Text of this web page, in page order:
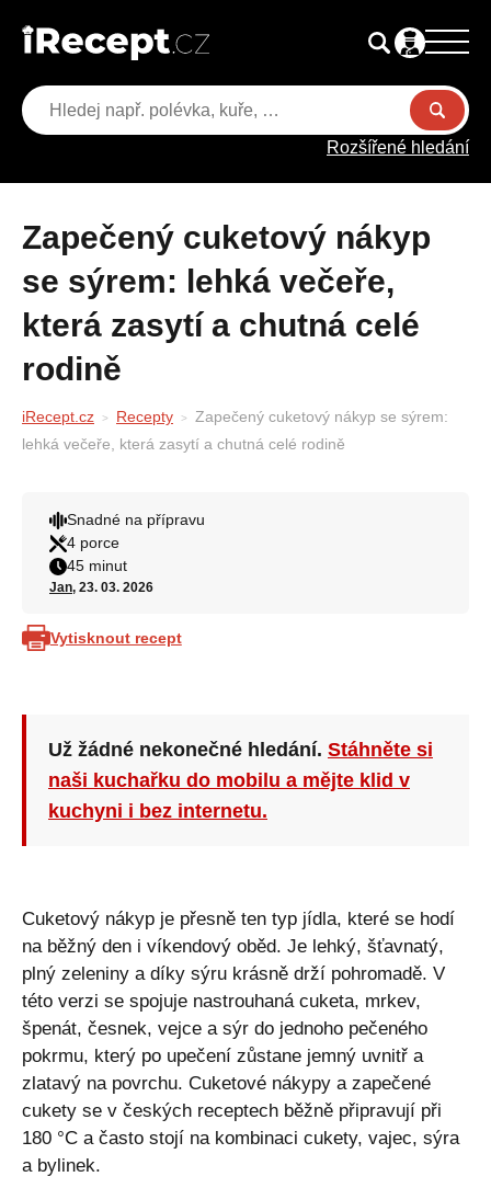
Rozšířené hledání
Zapečený cuketový nákyp
se sýrem: lehká večeře,
která zasytí a chutná celé
rodině
iRecept.cz Recepty
Zapečený cuketový nákyp se sýrem:
lehká večeře, která zasytí a chutná celé rodině
Snadné na přípravu
4 porce
45 minut
Jan, 23. 03. 2026
Vytisknout recept
Už žádné nekonečné hledání. Stáhněte si
naši kuchařku do mobilu a mějte klid v
kuchyni i bez internetu.
Cuketový nákyp je přesně ten typ jídla, které se hodí
na běžný den i víkendový oběd. Je lehký, šťavnatý,
plný zeleniny a díky sýru krásně drží pohromadě. V
této verzi se spojuje nastrouhaná cuketa, mrkev,
špenát, česnek, vejce a sýr do jednoho pečeného
pokrmu, který po upečení zůstane jemný uvnitř a
zlatavý na povrchu. Cuketové nákypy a zapečené
cukety se v českých receptech běžně připravují při
180 °C a často stojí na kombinaci cukety, vajec, sýra
a bylinek.